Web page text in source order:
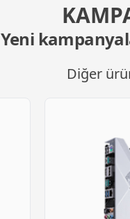
Yeni
Diğer